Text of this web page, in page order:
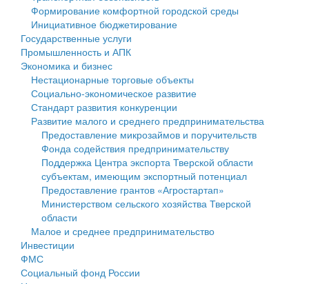
Государственные услуги
Промышленность и АПК
Экономика и бизнес
Символика
Устав
Гостям округа
Туризм
Культура
Образование
Здравоохранение
Социальная защита
Фотоальбом
муниципального округа Тверской области
Администрация Кашинского муниципального округа
Тверской области
Управление сельскими территориями
Открытые данные
Работа с обращениями граждан
Муниципальный контроль
Муниципальные услуги
Проекты административных регламентов
Антимонопольный комплаенс
Финансовое управление
Бюджет для граждан
Имущество
Выявление правообладателей ранее учтенных
объектов недвижимости
Имущественная поддержка субъектов малого и
среднего предпринимательства
Информационная поддержка субъектов малого и
среднего предпринимательства
Муниципальные программы
Формирование комфортной городской среды
Инициативное бюджетирование
Государственные услуги
Промышленность и АПК
Экономика и бизнес
Нестационарные торговые объекты
Социально-экономическое развитие
Стандарт развития конкуренции
Развитие малого и среднего предпринимательства
Предоставление микрозаймов и поручительств
Фонда содействия предпринимательству
Поддержка Центра экспорта Тверской области
субъектам, имеющим экспортный потенциал
Предоставление грантов «Агростартап»
Министерством сельского хозяйства Тверской
области
Малое и среднее предпринимательство
Инвестиции
ФМС
Социальный фонд России